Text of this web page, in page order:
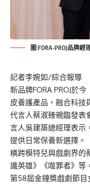
圖:FORA-PROJ品牌
記者李婉如/綜合報導
新品牌FORA PROJ於
皮養護產品，融合科技
代言人蔡淑臻親臨發表
言人吳建築總經理表示
提供日常保養新選擇。
橫跨模特兒與戲劇界的
識英雄》《噬罪者》等
第58屆金鐘獎戲劇節